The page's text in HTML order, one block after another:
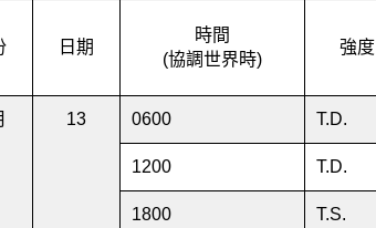
日期
時間
(協調世界時)
強度
13 0600 T.D.
1200 T.D.
1800 T.S.